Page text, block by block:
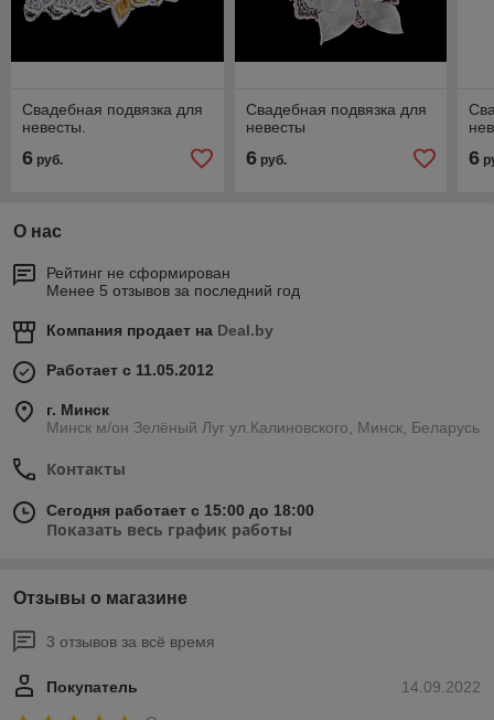
Свадебная подвязка для
невесты.
6 руб.
Свадебная подвязка для
невесты
6руб. 6
О нас
Рейтинг не сформирован
Менее 5 отзывов за последний год
Компания продает на Deal.by
Работает с 11.05.2012
г. Минск
Минск м/он Зелёный Луг ул.Калиновского, Минск, Беларусь
Контакты
Сегодня работает с 15:00 до 18:00
Показать весь график работы
Отзывы о магазине
3 отзывов за всё время
14.09.2022
Покупатель